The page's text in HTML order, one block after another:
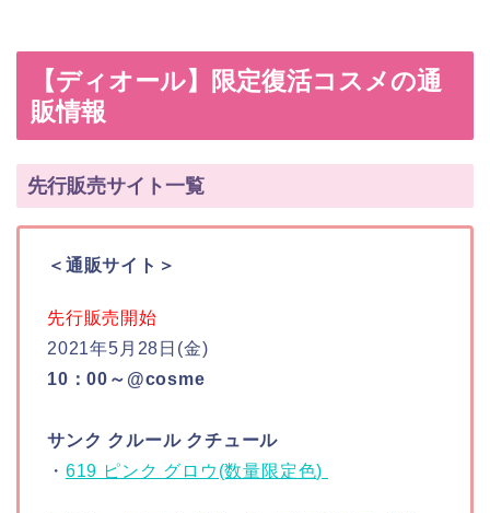
【ディオール】限定復活コスメの通
販情報
先行販売サイト一覧
＜通販サイト＞
先行販売開始
2021年5月28日(金)
10：00～@cosme
サンク クルール クチュール
・ 619 ピンク グロウ(数量限定色)